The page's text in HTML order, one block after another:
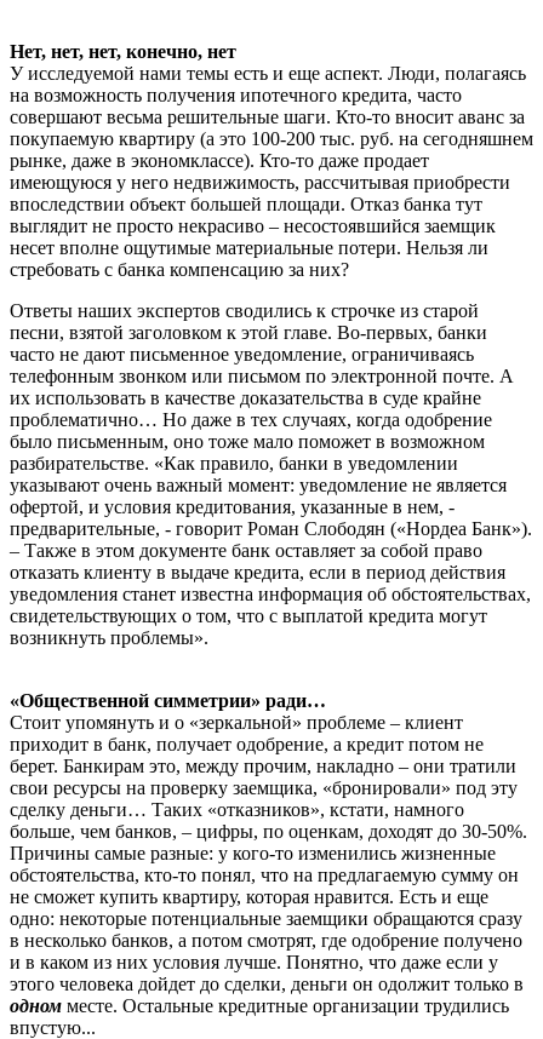
Нет, нет, нет, конечно, нет
У исследуемой нами темы есть и еще аспект. Люди, полагаясь
на возможность получения ипотечного кредита, часто
совершают весьма решительные шаги. Кто-то вносит аванс за
покупаемую квартиру (а это 100-200 тыс. руб. на сегодняшнем
рынке, даже в экономклассе). Кто-то даже продает
имеющуюся у него недвижимость, рассчитывая приобрести
впоследствии объект большей площади. Отказ банка тут
выглядит не просто некрасиво – несостоявшийся заемщик
несет вполне ощутимые материальные потери. Нельзя ли
стребовать с банка компенсацию за них?
Ответы наших экспертов сводились к строчке из старой
песни, взятой заголовком к этой главе. Во-первых, банки
часто не дают письменное уведомление, ограничиваясь
телефонным звонком или письмом по электронной почте. А
их использовать в качестве доказательства в суде крайне
проблематично… Но даже в тех случаях, когда одобрение
было письменным, оно тоже мало поможет в возможном
разбирательстве. «Как правило, банки в уведомлении
указывают очень важный момент: уведомление не является
офертой, и условия кредитования, указанные в нем, -
предварительные, - говорит Роман Слободян («Нордеа Банк»).
– Также в этом документе банк оставляет за собой право
отказать клиенту в выдаче кредита, если в период действия
уведомления станет известна информация об обстоятельствах,
свидетельствующих о том, что с выплатой кредита могут
возникнуть проблемы».
«Общественной симметрии» ради…
Стоит упомянуть и о «зеркальной» проблеме – клиент
приходит в банк, получает одобрение, а кредит потом не
берет. Банкирам это, между прочим, накладно – они тратили
свои ресурсы на проверку заемщика, «бронировали» под эту
сделку деньги… Таких «отказников», кстати, намного
больше, чем банков, – цифры, по оценкам, доходят до 30-50%.
Причины самые разные: у кого-то изменились жизненные
обстоятельства, кто-то понял, что на предлагаемую сумму он
не сможет купить квартиру, которая нравится. Есть и еще
одно: некоторые потенциальные заемщики обращаются сразу
в несколько банков, а потом смотрят, где одобрение получено
и в каком из них условия лучше. Понятно, что даже если у
этого человека дойдет до сделки, деньги он одолжит только в
одном месте. Остальные кредитные организации трудились
впустую...